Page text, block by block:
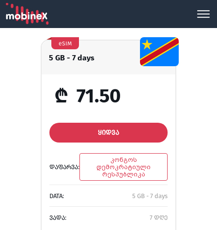
5 GB - 7 days
eSIM
₾ 71.50
ᲧᲘᲓᲕᲐ
ᲓᲐᲤᲐᲠᲕᲐ:
კონგოს
დემოკრატიული
რესპუბლიკა
DATA: 5 GB - 7 days
ᲕᲐᲓᲐ: 7 დღე